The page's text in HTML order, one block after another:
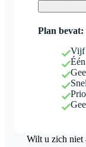
Plan bevat:
Vijf
Wilt u zich niet